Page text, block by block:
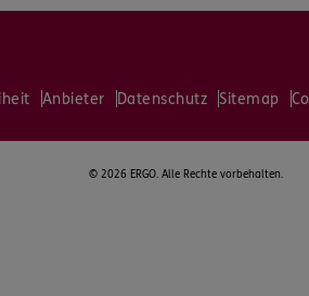
Anbieter Datenschutz Sitemap
© 2026 ERGO. Alle Rechte vorbehalten.